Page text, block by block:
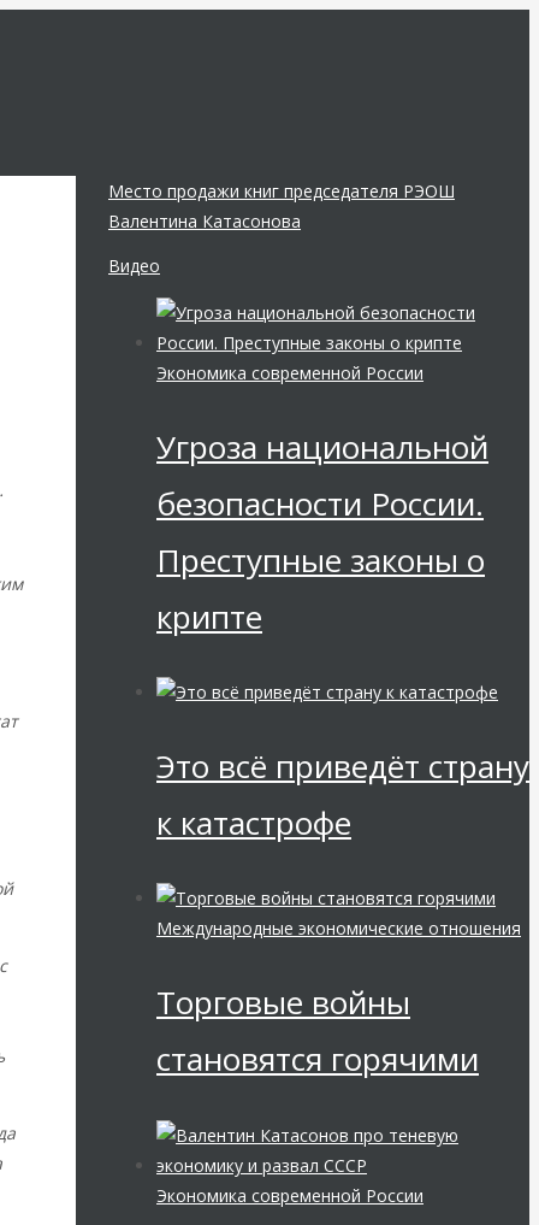
Место продажи книг председателя РЭОШ
Валентина Катасонова
Видео
Экономика современной России
Угроза национальной
безопасности России.
Преступные законы о
крипте
Это всё приведёт страну
к катастрофе
Международные экономические отношения
Торговые войны
становятся горячими
Экономика современной России